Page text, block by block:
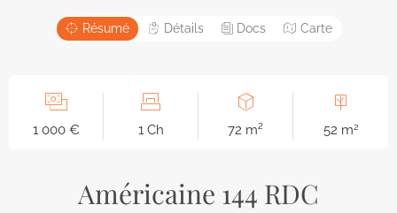
Résumé Détails Docs Carte
1 000 € 1 Ch 72 m² 52 m2
Américaine 144 RDC